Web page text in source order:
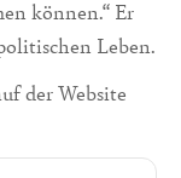
können.“ Er
Leben.
der Website